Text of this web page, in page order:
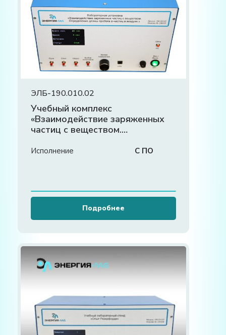
ЭЛБ-190.010.02
Учебный комплекс
«Взаимодействие заряженных
частиц с веществом.
альфа-частиц в воздухе»
Исполнение С ПО
Подробнее